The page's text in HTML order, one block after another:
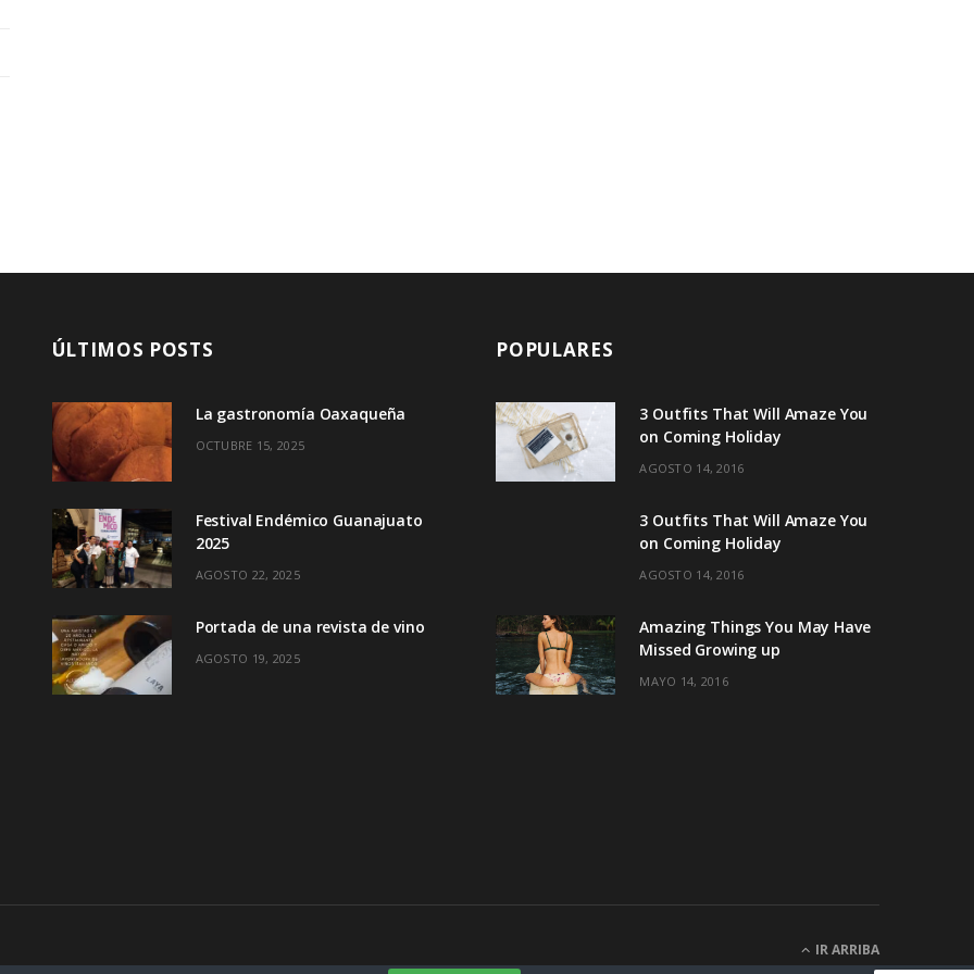
ÚLTIMOS POSTS
La gastronomía Oaxaqueña
OCTUBRE 15, 2025
Festival Endémico Guanajuato
2025
AGOSTO 22, 2025
Portada de una revista de vino
AGOSTO 19, 2025
POPULARES
3 Outfits That Will Amaze You
on Coming Holiday
AGOSTO 14, 2016
3 Outfits That Will Amaze You
on Coming Holiday
AGOSTO 14, 2016
Amazing Things You May Have
Missed Growing up
MAYO 14, 2016
IR ARRIBA